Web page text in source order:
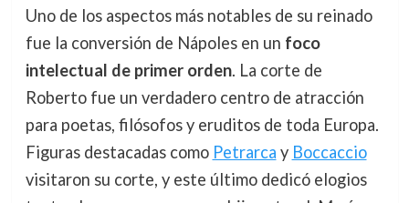
Uno de los aspectos más notables de su reinado
fue la conversión de Nápoles en un foco
intelectual de primer orden. La corte de
Roberto fue un verdadero centro de atracción
para poetas, filósofos y eruditos de toda Europa.
Figuras destacadas como Petrarca y Boccaccio
visitaron su corte, y este último dedicó elogios